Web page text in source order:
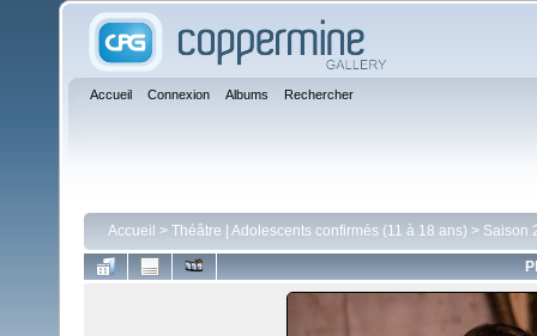
Accueil Connexion Albums Rechercher
Accueil > Théâtre | Adolescents confirmés (11 à 18 ans) > Saison